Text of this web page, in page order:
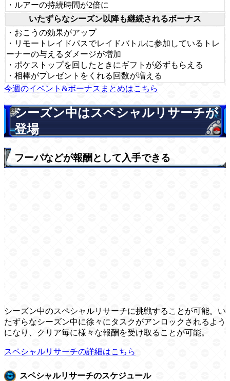
・ルアーの持続時間が2倍に
いたずらなシーズン以降も継続されるボーナス
・おこうの効果がアップ
・リモートレイドパスでレイドバトルに参加しているトレ
ーナーの与えるダメージが増加
・ポケストップを回したときにギフトが必ずもらえる
・相棒がプレゼントをくれる回数が増える
今週のイベント&ボーナスまとめはこちら
シーズン中はスペシャルリサーチが
登場
フーパなどが報酬として入手できる
シーズン中のスペシャルリサーチに挑戦することが可能。い
たずらなシーズン中に徐々にタスクがアンロックされるよう
になり、クリア毎に様々な報酬を受け取ることが可能。
スペシャルリサーチの詳細はこちら
スペシャルリサーチのスケジュール